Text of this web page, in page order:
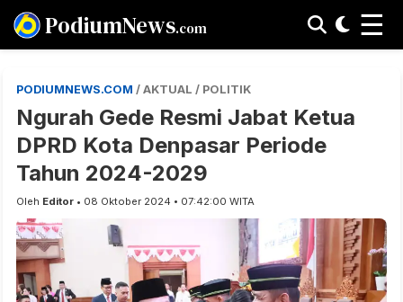
PodiumNews.com ☰
PODIUMNEWS.COM / AKTUAL / POLITIK
Ngurah Gede Resmi Jabat Ketua
DPRD Kota Denpasar Periode
Tahun 2024-2029
Oleh Editor • 08 Oktober 2024 • 07:42:00 WITA